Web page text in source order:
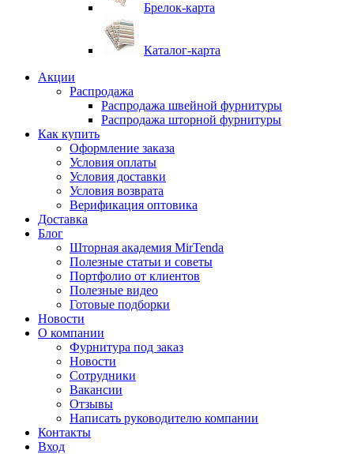
Брелок-карта
Каталог-карта
Акции
Распродажа
Распродажа швейной фурнитуры
Распродажа шторной фурнитуры
Как купить
Оформление заказа
Условия оплаты
Условия доставки
Условия возврата
Верификация оптовика
Доставка
Блог
Шторная академия MirTenda
Полезные статьи и советы
Портфолио от клиентов
Полезные видео
Готовые подборки
Новости
О компании
Фурнитура под заказ
Новости
Сотрудники
Вакансии
Отзывы
Написать руководителю компании
Контакты
Вход